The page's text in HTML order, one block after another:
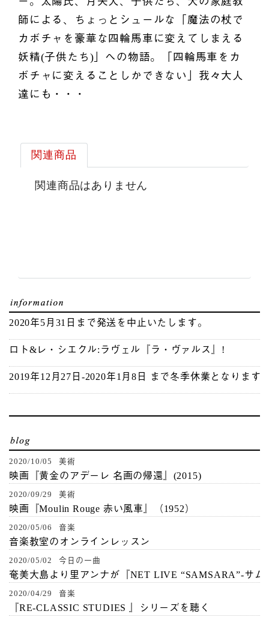
師による、ちょっとシュールな「魔法の杖で
カボチャを豪華な四輪馬車に変えてしまえる
妖精(子供たち)」への物語。「四輪馬車をカ
ボチャに変えることしかできない」我々大人
達にも・・・
関連商品
関連商品はありません
2020年5月31日まで発送を中止いたします。
ロト&レ・シエクル:ラヴェル『ラ・ヴァルス』!
2019年12月27日-2020年1月8日 まで冬季休業となります
2020/10/05 美術
映画『黄金のアデーレ 名画の帰還』(2015)
2020/09/29 美術
映画『Moulin Rouge 赤い風車』（1952）
2020/05/06 音楽
音楽教室のオンラインレッスン
2020/05/02 今日の一曲
奄美大島より里アンナが『NET LIVE “SAMSARA”-サ
2020/04/29 音楽
『RE-CLASSIC STUDIES 』シリーズを聴く